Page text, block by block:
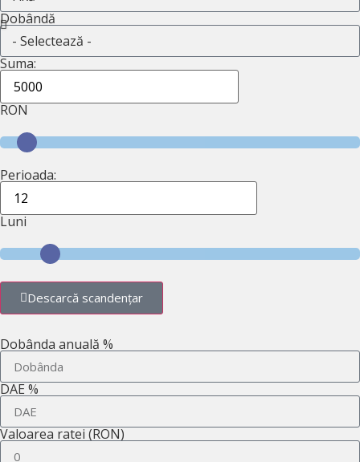
Dobândă
Suma:
RON
Perioada:
Luni
Descarcă scandențar
Dobânda anuală %
DAE %
Valoarea ratei (RON)